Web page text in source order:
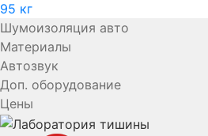
95 кг
Шумоизоляция авто
Материалы
Автозвук
Доп. оборудование
Цены